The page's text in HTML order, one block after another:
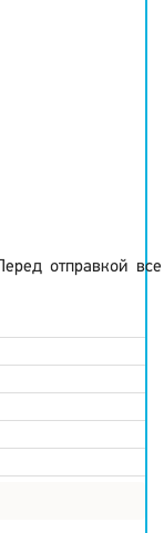
отправкой все